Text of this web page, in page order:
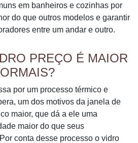
em banheiros e cozinhas por
do que outros modelos e garantir
entre um andar e outro.
PREÇO É MAIOR
por um processo térmico e
um dos motivos da janela de
maior, que dá a ele uma
maior do que seus
conta desse processo o vidro